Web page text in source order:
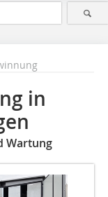
in
Wartung